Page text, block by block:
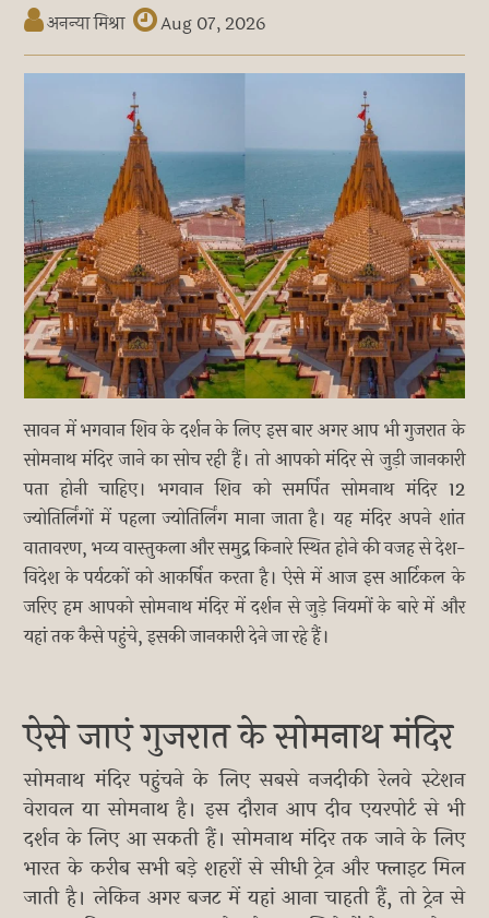
अनन्या मिश्रा Aug 07, 2026
सावन में भगवान शिव के दर्शन के लिए इस बार अगर आप भी गुजरात के
सोमनाथ मंदिर जाने का सोच रही हैं। तो आपको मंदिर से जुड़ी जानकारी
पता होनी चाहिए। भगवान शिव को समर्पित सोमनाथ मंदिर 12
ज्योतिर्लिंगों में पहला ज्योतिर्लिंग माना जाता है। यह मंदिर अपने शांत
वातावरण, भव्य वास्तुकला और समुद्र किनारे स्थित होने की वजह से देश-
विदेश के पर्यटकों को आकर्षित करता है। ऐसे में आज इस आर्टिकल के
जरिए हम आपको सोमनाथ मंदिर में दर्शन से जुड़े नियमों के बारे में और
यहां तक कैसे पहुंचे, इसकी जानकारी देने जा रहे हैं।
ऐसे जाएं गुजरात के सोमनाथ मंदिर
सोमनाथ मंदिर पहुंचने के लिए सबसे नजदीकी रेलवे स्टेशन
वेरावल या सोमनाथ है। इस दौरान आप दीव एयरपोर्ट से भी
दर्शन के लिए आ सकती हैं। सोमनाथ मंदिर तक जाने के लिए
भारत के करीब सभी बड़े शहरों से सीधी ट्रेन और फ्लाइट मिल
जाती है। लेकिन अगर बजट में यहां आना चाहती हैं, तो ट्रेन से